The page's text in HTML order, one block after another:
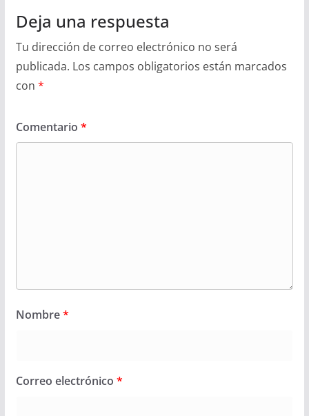
Deja una respuesta
Tu dirección de correo electrónico no será
publicada. Los campos obligatorios están marcados
con *
Comentario *
Nombre*
Correo electrónico *